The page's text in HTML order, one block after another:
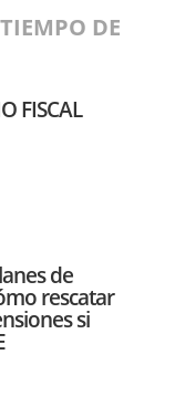
DE
FISCAL
de
rescatar
si